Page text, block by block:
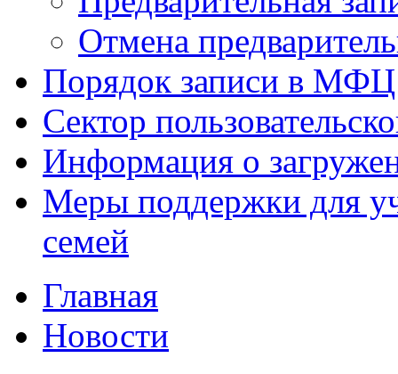
Отмена
Порядок записи в МФЦ
Сектор
Информация о
Меры поддержки для
семей
Главная
Новости